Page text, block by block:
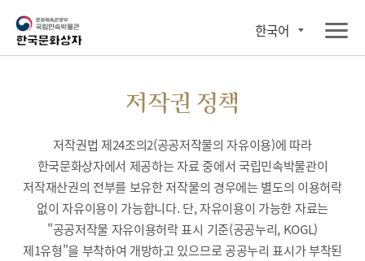
한국어
저작권 정책
저작권법 제24조의2(공공저작물의 자유이용)에 따라
한국문화상자에서 제공하는 자료 중에서 국립민속박물관이
저작재산권의 전부를 보유한 저작물의 경우에는 별도의 이용허락
없이 자유이용이 가능합니다. 단, 자유이용이 가능한 자료는
"공공저작물 자유이용허락 표시 기준(공공누리, KOGL)
제1유형"을 부착하여 개방하고 있으므로 공공누리 표시가 부착된